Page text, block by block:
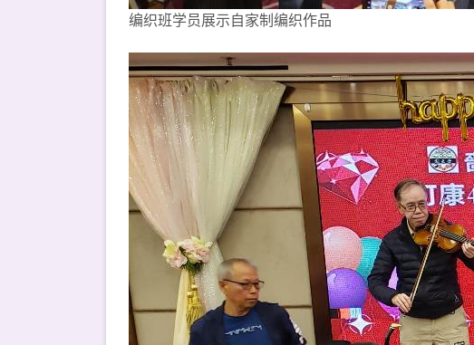
编织班学员展示自家制编织作品